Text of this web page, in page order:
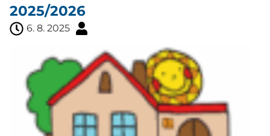
2025/2026
6. 8. 2025